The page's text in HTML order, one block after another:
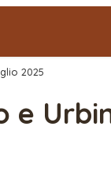
2025
e